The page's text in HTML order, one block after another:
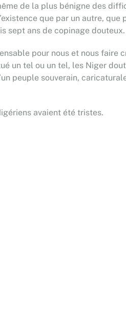
de la plus bénigne des
que par un autre, que
sept ans de copinage douteux.
pour nous et nous faire
un tel ou un tel, les Niger
peuple souverain,
avaient été tristes.